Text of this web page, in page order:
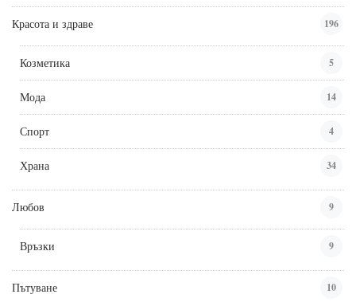
Красота и здраве 196
Козметика 5
Мода 14
Спорт 4
Храна 34
Любов 9
Връзки 9
Пътуване 10